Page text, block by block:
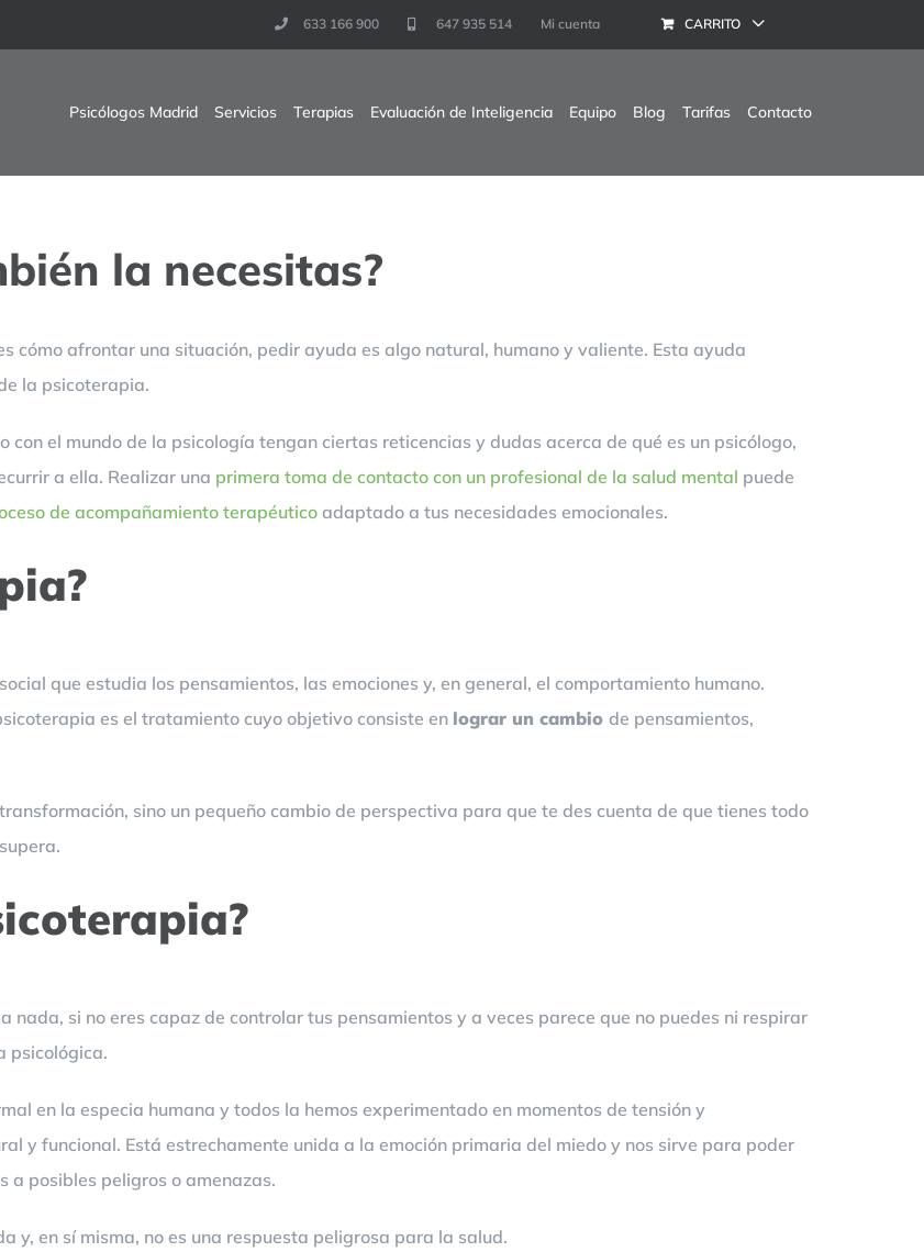
633 166 900 647 935 514 Mi cuenta CARRITO
Psicólogos Madrid Servicios Terapias Evaluación de Inteligencia Equipo Blog Tarifas Contacto
la necesitas?
cómo afrontar una situación, pedir ayuda es algo natural, humano y valiente. Esta ayuda
la psicoterapia.
con el mundo de la psicología tengan ciertas reticencias y dudas acerca de qué es un psicólogo,
a ella. Realizar una primera toma de contacto con un profesional de la salud mental puede
de acompañamiento terapéutico adaptado a tus necesidades emocionales.
que estudia los pensamientos, las emociones y, en general, el comportamiento humano.
es el tratamiento cuyo objetivo consiste en lograr un cambio de pensamientos,
sino un pequeño cambio de perspectiva para que te des cuenta de que tienes todo
nada, si no eres capaz de controlar tus pensamientos y a veces parece que no puedes ni respirar
psicológica.
en la especia humana y todos la hemos experimentado en momentos de tensión y
y funcional. Está estrechamente unida a la emoción primaria del miedo y nos sirve para poder
a posibles peligros o amenazas.
y, en sí misma, no es una respuesta peligrosa para la salud.